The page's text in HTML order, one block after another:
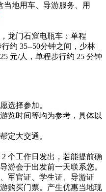
当地用车、导游服务、用
龙门石窟电瓶车：单程
约 35--50分钟之间，少林
元/人，单程步行约 25 分钟
选择参加。
览时间等均为参考，具体以
定大交通。
个工作日发出，若能提前确
游会于出发前一天联系您。
军官证、学生证、导游证
购买门票。产生优惠当地现